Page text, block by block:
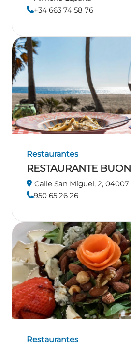
+34 663 74 58 76
Restaurantes
RESTAURANTE
Calle San Miguel, 2,
950 65 26 26
Restaurantes